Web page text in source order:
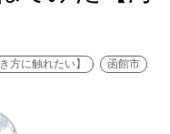
方に触れたい】
函館市